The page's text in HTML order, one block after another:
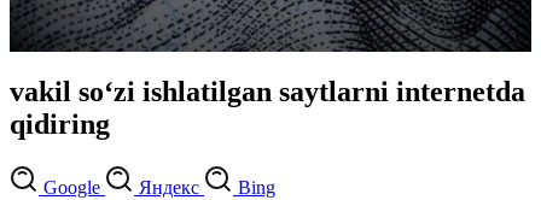
vakil so‘zi ishlatilgan saytlarni internetda
qidiring
Google Яндекс Bing